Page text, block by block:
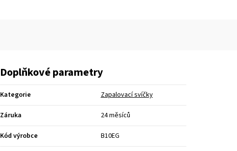
Doplňkové parametry
Kategorie Zapalovací svíčky
Záruka 24 měsíců
Kód výrobce B10EG